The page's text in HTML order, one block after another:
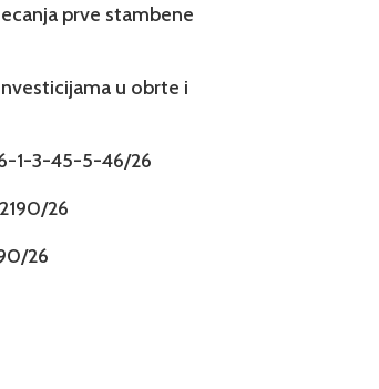
prve stambene
u obrte i
1-3-45-5-46/26
26
26